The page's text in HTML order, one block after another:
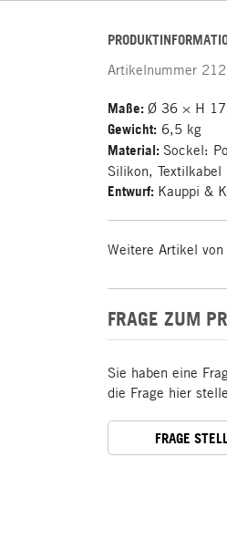
Artikelnummer
Maße:Ø 36 × H
Gewicht: 6,5 kg
Material: Sockel:
Silikon, Textilkabel
Entwurf: Kauppi &
Weitere Artikel von
FRAGE ZUM
Sie haben eine
die Frage hier
FRAGE